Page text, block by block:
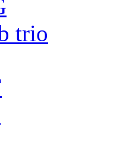
trio